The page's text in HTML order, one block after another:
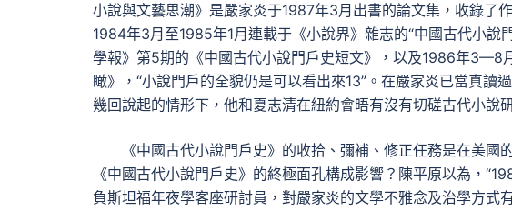
小說與文藝思潮》是嚴家炎于1987年3月出書的論文集，收錄了
1984年3月至1985年1月連載于《小說界》雜志的“中國古代小
學報》第5期的《中國古代小說門戶史短文》，以及1986年3—8
瞰》，“小說門戶的全貌仍是可以看出來13”。在嚴家炎已當真讀
幾回說起的情形下，他和夏志清在紐約會晤有沒有切磋古代小說
《中國古代小說門戶史》的收拾、彌補、修正任務是在美
《中國古代小說門戶史》的終極面孔構成影響？陳平原以為，
負斯坦福年夜學客座研討員，對嚴家炎的文學不雅念及治學方式